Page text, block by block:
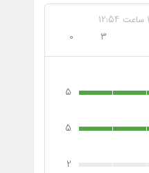
3
0
5
5
2